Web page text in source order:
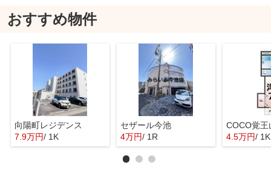
おすすめ物件
向陽町レジデンス
7.9万円/ 1K
セザール今池
4万円/ 1R
COCO覚王
4.5万円/ 1K